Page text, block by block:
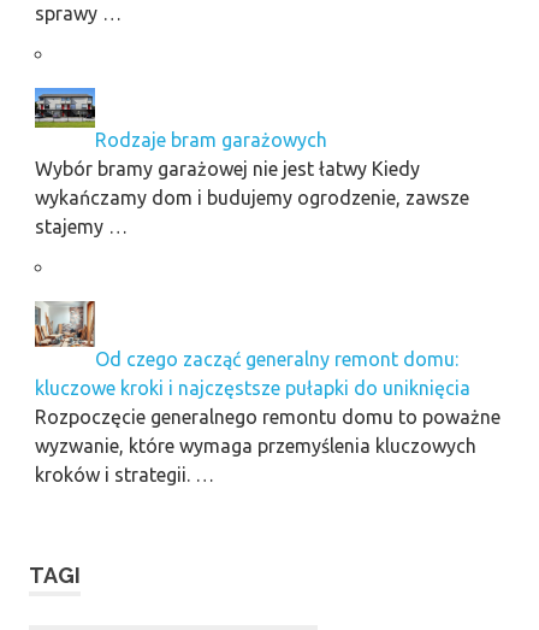
sprawy …
Rodzaje bram garażowych
Wybór bramy garażowej nie jest łatwy Kiedy
wykańczamy dom i budujemy ogrodzenie, zawsze
stajemy …
Od czego zacząć generalny remont domu:
kluczowe kroki i najczęstsze pułapki do uniknięcia
Rozpoczęcie generalnego remontu domu to poważne
wyzwanie, które wymaga przemyślenia kluczowych
kroków i strategii. …
TAGI